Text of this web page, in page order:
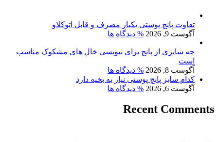
تفاوت پانچ پوستی یکبار مصرف و قابل اتوکلاو
آگوست 9, 2026
% دیدگاه ها
چه سایزی از پانچ برای بیوپسی خال‌ های مشکوک مناسب
است
آگوست 8, 2026
% دیدگاه ها
کدام سایز پانچ پوستی نیاز به بخیه دارد
آگوست 6, 2026
% دیدگاه ها
Recent Comments